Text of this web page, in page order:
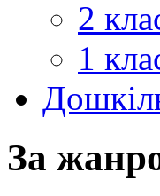
2
1
За